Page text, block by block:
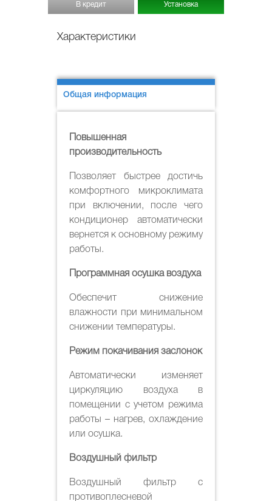
В кредит Установка
Характеристики
Общая информация
Повышенная
производительность
Позволяет быстрее достичь
комфортного микроклимата
при включении, после чего
кондиционер автоматически
вернется к основному режиму
работы.
Программная осушка воздуха
Обеспечит снижение
влажности при минимальном
снижении температуры.
Режим покачивания заслонок
Автоматически изменяет
циркуляцию воздуха в
помещении с учетом режима
работы – нагрев, охлаждение
или осушка.
Воздушный фильтр
Воздушный фильтр с
противоплесневой